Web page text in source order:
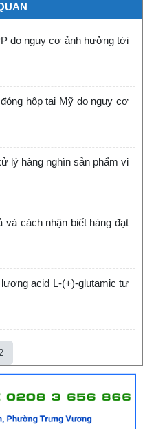
do nguy cơ ảnh hưởng tới
hộp tại Mỹ do nguy cơ
lý hàng nghìn sản phẩm vi
và cách nhận biết hàng đạt
acid L-(+)-glutamic tự